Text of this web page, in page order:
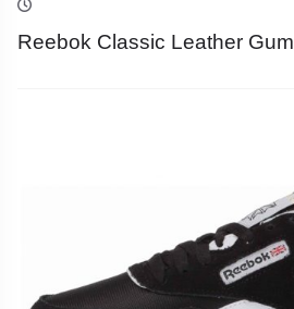
Reebok Classic Leather Gum